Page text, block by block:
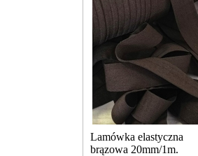
Lamówka elastyczna
brązowa 20mm/1m.